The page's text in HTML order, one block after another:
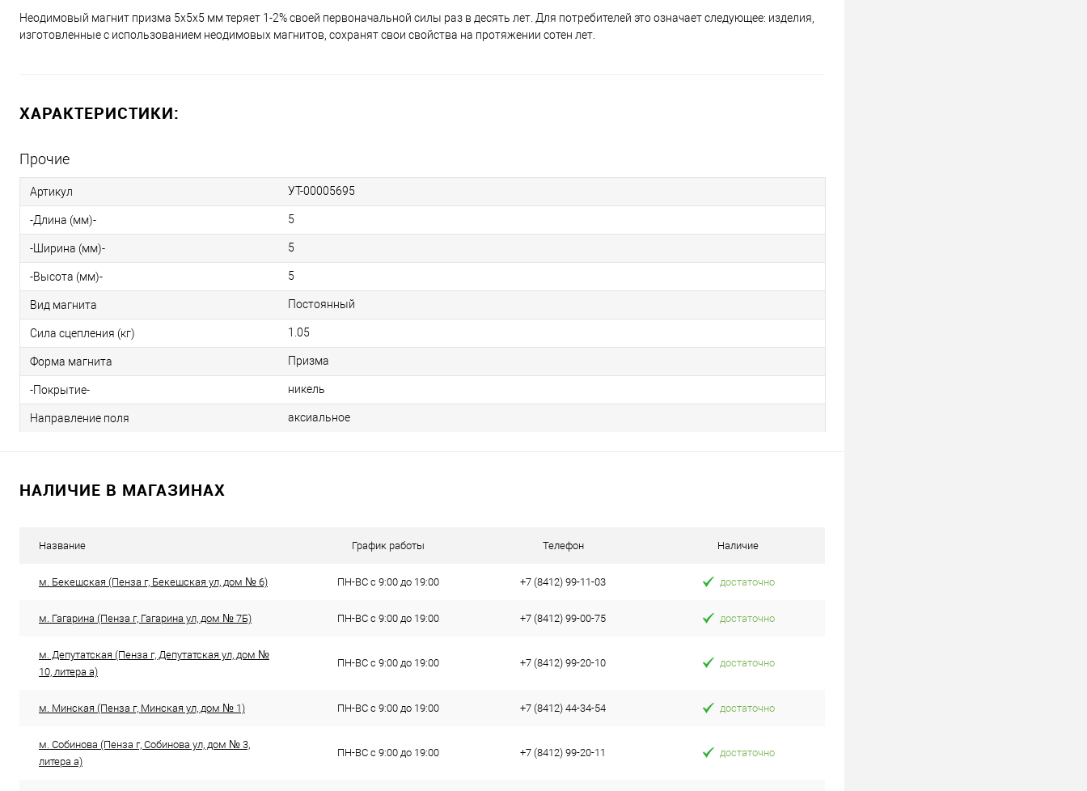
Неодимовый магнит призма 5х5х5 мм теряет 1-2% своей первоначальной силы раз в десять лет. Для потребителей это означает следующее: изделия,
изготовленные с использованием неодимовых магнитов, сохранят свои свойства на протяжении сотен лет.
ХАРАКТЕРИСТИКИ:
Прочие
Артикул УТ-00005695
-Длина (мм)- 5
-Ширина (мм)- 5
-Высота (мм)- 5
Вид магнита Постоянный
Сила сцепления (кг) 1.05
Форма магнита Призма
-Покрытие- никель
Направление поля аксиальное
НАЛИЧИЕ В МАГАЗИНАХ
Название График работы Телефон Наличие
м. Бекешская (Пенза г, Бекешская ул, дом № 6) ПН-ВС с 9:00 до 19:00 +7 (8412) 99-11-03 достаточно
м. Гагарина (Пенза г, Гагарина ул, дом № 7Б) ПН-ВС с 9:00 до 19:00 +7 (8412) 99-00-75 достаточно
м. Депутатская (Пенза г, Депутатская ул, дом №
10, литера а)
ПН-ВС с 9:00 до 19:00 +7 (8412) 99-20-10 достаточно
м. Минская (Пенза г, Минская ул, дом № 1) ПН-ВС с 9:00 до 19:00 +7 (8412) 44-34-54 достаточно
м. Собинова (Пенза г, Собинова ул, дом № 3,
литера а)
ПН-ВС с 9:00 до 19:00 +7 (8412) 99-20-11 достаточно